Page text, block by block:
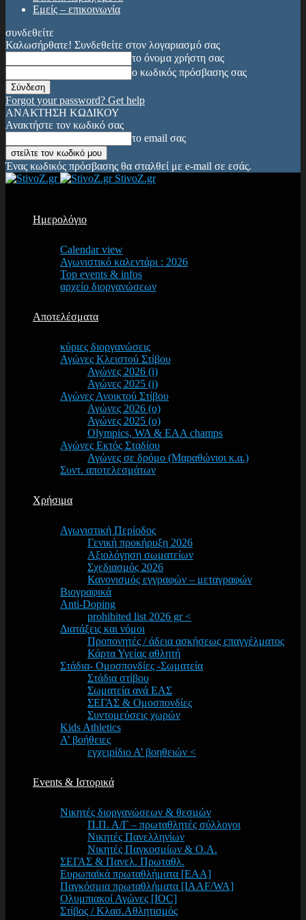
Εμείς – επικοινωνία
συνδεθείτε
Καλωσήρθατε! Συνδεθείτε στον λογαριασμό σας
το όνομα χρήστη σας
ο κωδικός πρόσβασης σας
Forgot your password? Get help
ΑΝΑΚΤΗΣΗ ΚΩΔΙΚΟΥ
Ανακτήστε τον κωδικό σας
το email σας
Ένας κωδικός πρόσβασης θα σταλθεί με e-mail σε εσάς.
StivoZ.gr
Ημερολόγιο
Calendar view
Αγωνιστικό καλεντάρι : 2026
Top events & infos
αρχείο διοργανώσεων
Αποτελέσματα
κύριες διοργανώσεις
Αγώνες Κλειστού Στίβου
Αγώνες 2026 (i)
Αγώνες 2025 (i)
Αγώνες Ανοικτού Στίβου
Αγώνες 2026 (o)
Αγώνες 2025 (o)
Olympics, WA & EAA champs
Αγώνες Εκτός Σταδίου
Αγώνες σε δρόμο (Μαραθώνιοι κ.α.)
Συντ. αποτελεσμάτων
Χρήσιμα
Αγωνιστική Περίοδος
Γενική προκήρυξη 2026
Αξιολόγηση σωματείων
Σχεδιασμός 2026
Κανονισμός εγγραφών – μεταγραφών
Βιογραφικά
Anti-Doping
prohibited list 2026 gr <
Διατάξεις και νόμοι
Προπονητές / άδεια ασκήσεως επαγγέλματος
Κάρτα Υγείας αθλητή
Στάδια- Ομοσπονδίες -Σωματεία
Στάδια στίβου
Σωματεία ανά ΕΑΣ
ΣΕΓΑΣ & Ομοσπονδίες
Συντομεύσεις χωρών
Kids Athletics
Α’ βοήθειες
εγχειρίδιο Α’ βοηθειών <
Events & Ιστορικά
Νικητές διοργανώσεων & θεσμών
Π.Π. Α/Γ – πρωταθλητές σύλλογοι
Νικητές Πανελληνίων
Νικητές Παγκοσμίων & Ο.Α.
ΣΕΓΑΣ & Πανελ. Πρωταθλ.
Ευρωπαϊκά πρωταθλήματα [EAA]
Παγκόσμια πρωταθλήματα [IAAF/WA]
Ολυμπιακοί Αγώνες [IOC]
Στίβος / Κλασ.Αθλητισμός